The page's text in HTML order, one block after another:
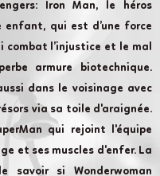
Iron Man, le héros
enfant, qui est d’une force
combat l’injustice et le mal
armure biotechnique.
dans le voisinage avec
via sa toile d'araignée.
qui rejoint l'équipe
et ses muscles d'enfer. La
savoir si Wonderwoman